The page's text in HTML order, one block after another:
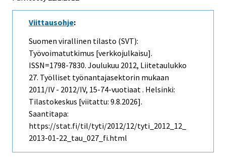
Viittausohje:
Suomen virallinen tilasto (SVT):
Työvoimatutkimus [verkkojulkaisu].
ISSN=1798-7830. Joulukuu 2012, Liitetaulukko
27. Työlliset työnantajasektorin mukaan
2011/IV - 2012/IV, 15-74-vuotiaat . Helsinki:
Tilastokeskus [viitattu: 9.8.2026].
Saantitapa:
https://stat.fi/til/tyti/2012/12/tyti_2012_12_
2013-01-22_tau_027_fi.html